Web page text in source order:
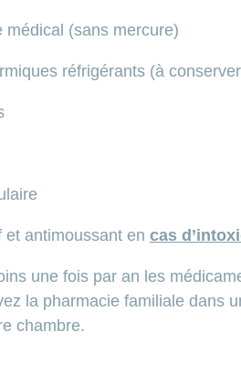
médical (sans mercure)
réfrigérants (à
et antimoussant en cas
une fois par an les
la pharmacie familiale dans
chambre.